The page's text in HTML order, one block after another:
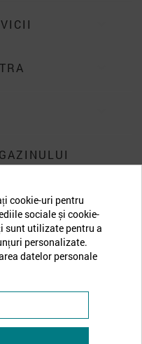
cookie-uri pentru
sociale și cookie-
sunt utilizate pentru a
personalizate.
datelor personale